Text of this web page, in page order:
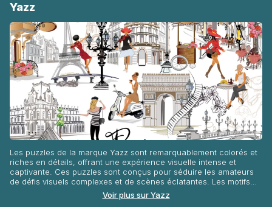
Yazz
Les puzzles de la marque Yazz sont remarquablement colorés et
riches en détails, offrant une expérience visuelle intense et
captivante. Ces puzzles sont conçus pour séduire les amateurs
de défis visuels complexes et de scènes éclatantes. Les motifs
variés et dynamiques des puzzles Yazz en font des pièces
maîtresses parfaites pour toute collection de puzzles.
Voir plus sur Yazz